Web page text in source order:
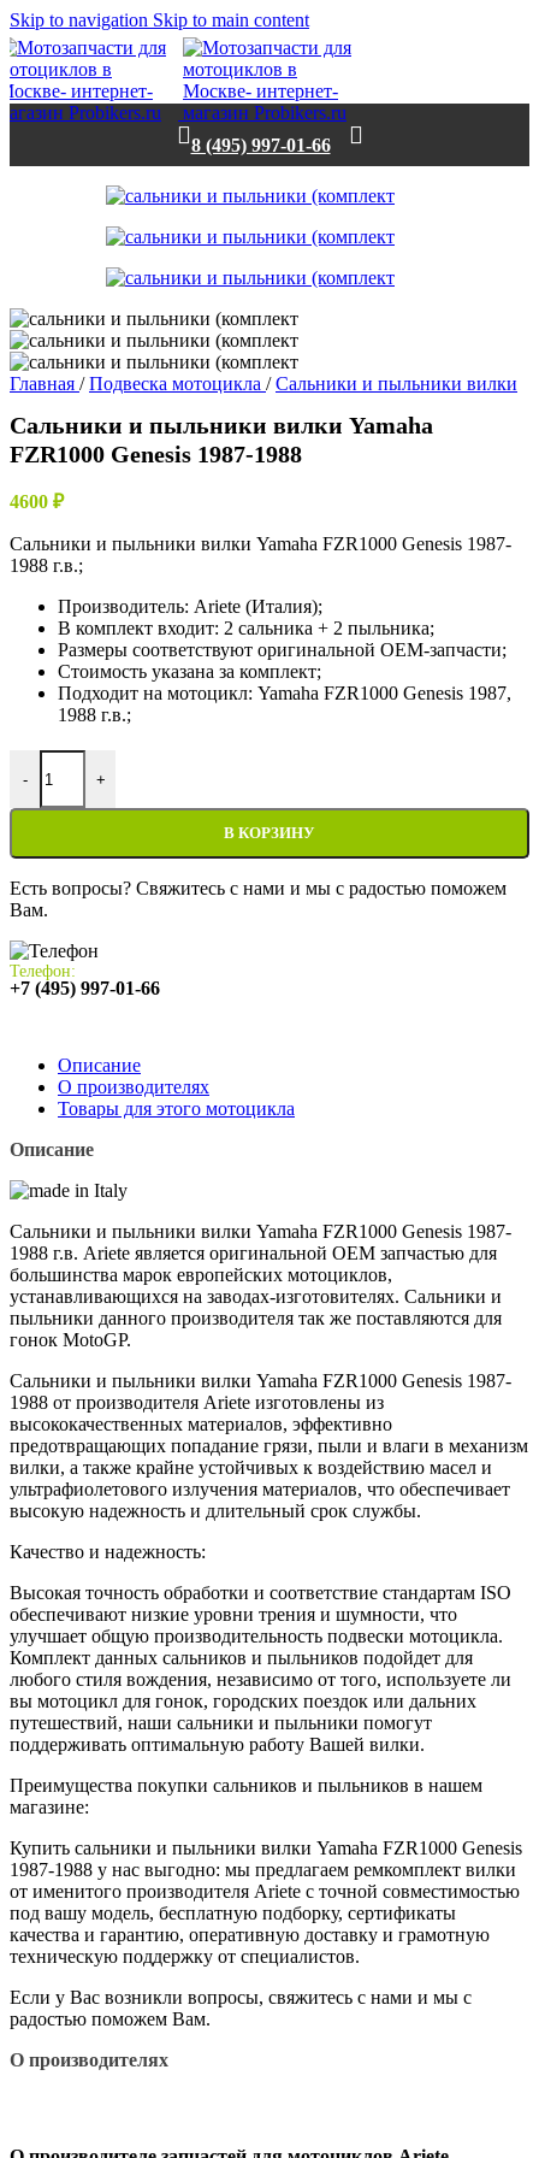
Skip to navigation Skip to main content
8 (495) 997-01-66
Главная / Подвеска мотоцикла / Сальники и пыльники вилки
Сальники и пыльники вилки Yamaha
FZR1000 Genesis 1987-1988
4600 ₽
Сальники и пыльники вилки Yamaha FZR1000 Genesis 1987-
1988 г.в.;
Производитель: Ariete (Италия);
В комплект входит: 2 сальника + 2 пыльника;
Размеры соответствуют оригинальной OEM-запчасти;
Стоимость указана за комплект;
Подходит на мотоцикл: Yamaha FZR1000 Genesis 1987,
1988 г.в.;
-
Количество товара Сальники и пыльники вилки Yamaha
+
В КОРЗИНУ
Есть вопросы? Свяжитесь с нами и мы с радостью поможем
Вам.
Телефон:
+7 (495) 997-01-66
Описание
О производителях
Товары для этого мотоцикла
Описание
Сальники и пыльники вилки Yamaha FZR1000 Genesis 1987-
1988 г.в. Ariete является оригинальной OEM запчастью для
большинства марок европейских мотоциклов,
устанавливающихся на заводах‑изготовителях. Сальники и
пыльники данного производителя так же поставляются для
гонок MotoGP.
Сальники и пыльники вилки Yamaha FZR1000 Genesis 1987-
1988 от производителя Ariete изготовлены из
высококачественных материалов, эффективно
предотвращающих попадание грязи, пыли и влаги в механизм
вилки, а также крайне устойчивых к воздействию масел и
ультрафиолетового излучения материалов, что обеспечивает
высокую надежность и длительный срок службы.
Качество и надежность:
Высокая точность обработки и соответствие стандартам ISO
обеспечивают низкие уровни трения и шумности, что
улучшает общую производительность подвески мотоцикла.
Комплект данных сальников и пыльников подойдет для
любого стиля вождения, независимо от того, используете ли
вы мотоцикл для гонок, городских поездок или дальних
путешествий, наши сальники и пыльники помогут
поддерживать оптимальную работу Вашей вилки.
Преимущества покупки сальников и пыльников в нашем
магазине:
Купить сальники и пыльники вилки Yamaha FZR1000 Genesis
1987-1988 у нас выгодно: мы предлагаем ремкомплект вилки
от именитого производителя Ariete с точной совместимостью
под вашу модель, бесплатную подборку, сертификаты
качества и гарантию, оперативную доставку и грамотную
техническую поддержку от специалистов.
Если у Вас возникли вопросы, свяжитесь с нами и мы с
радостью поможем Вам.
О производителях